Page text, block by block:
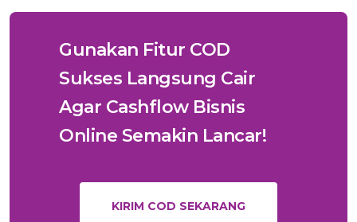
Gunakan Fitur COD
Sukses Langsung Cair
Agar Cashflow Bisnis
Online Semakin Lancar!
KIRIM COD SEKARANG